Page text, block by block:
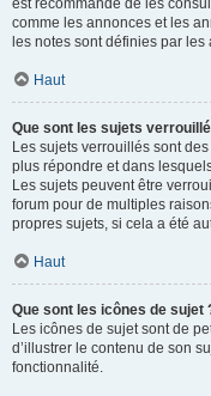
est recommandé de les
comme les annonces et les
les notes sont définies par
Haut
Que sont les sujets
Les sujets verrouillés sont
plus répondre et dans
Les sujets peuvent être
forum pour de multiples
propres sujets, si cela a été
Haut
Que sont les icônes de sujet
Les icônes de sujet sont de
d’illustrer le contenu de son
fonctionnalité.